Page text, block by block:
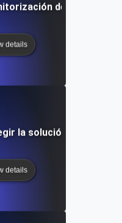
de API: Una
details
la solución adecuada
details